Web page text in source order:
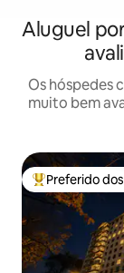
Aluguel
Os hóspedes
muito bem
Entre os
Preferido